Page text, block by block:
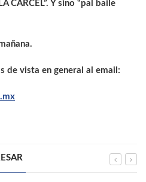
CÁRCEL”. Y sino “pal baile
de vista en general al email: